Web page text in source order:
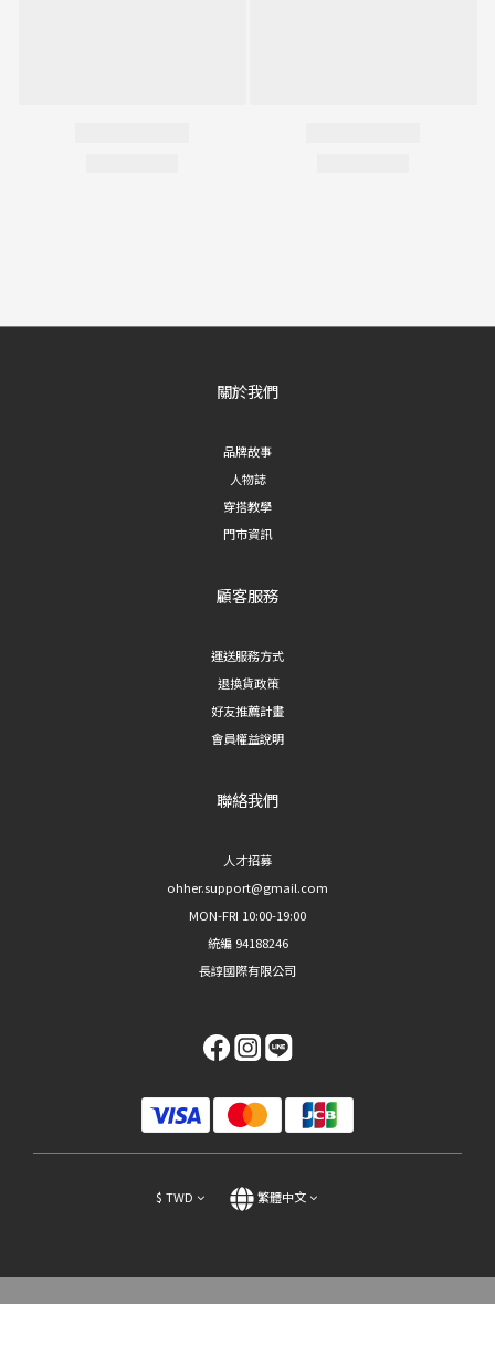
關於我們
品牌故事
人物誌
穿搭教學
門市資訊
顧客服務
運送服務方式
退換貨政策
好友推薦計畫
會員權益說明
聯絡我們
人才招募
ohher.support@gmail.com
MON-FRI 10:00-19:00
統編 94188246
長諄國際有限公司
$ TWD 繁體中文